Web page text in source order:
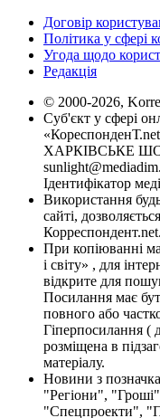
Договір
Політика у сфері
Угода щодо
Редакція
© 2000-2026,
Суб'єкт у сфері
ХАРКІВСЬКЕ
Ідентифікатор
Використання
сайті,
Корреспондент.net.
При копіюванні
і світу» , для
відкрите для
Посилання має
повного або
Гіперпосилання (
розміщена в
матеріалу.
Новини з
"Регіони",
"Спецпроекти",